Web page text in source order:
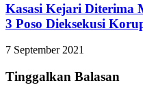
Kasasi Kejari Diterima
3 Poso Dieksekusi
7 September 2021
Tinggalkan Balasan